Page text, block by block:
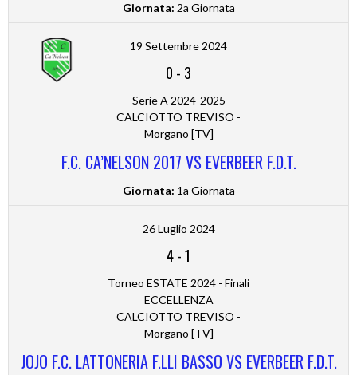
Giornata: 2a Giornata
19 Settembre 2024
0 - 3
Serie A 2024-2025
CALCIOTTO TREVISO -
Morgano [TV]
F.C. CA’NELSON 2017 VS EVERBEER F.D.T.
Giornata: 1a Giornata
26 Luglio 2024
4-1
Torneo ESTATE 2024 - Finali
ECCELLENZA
CALCIOTTO TREVISO -
Morgano [TV]
JOJO F.C. LATTONERIA F.LLI BASSO VS EVERBEER F.D.T.